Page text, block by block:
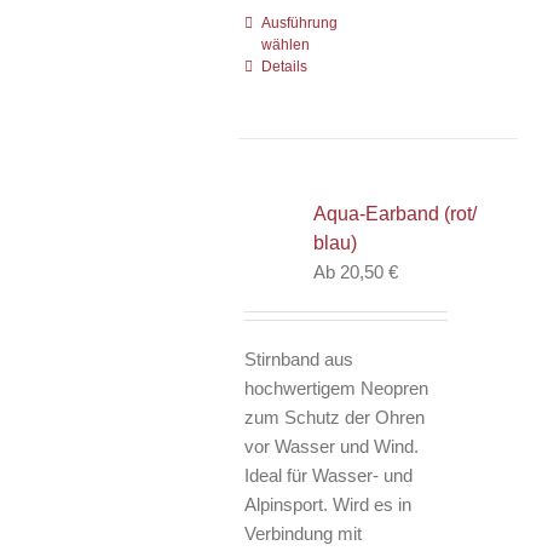
Ausführung
wählen
können
auf
der
werden
Details
Aqua-Earband (rot/
blau)
Ab 20,50€
Stirnband aus
hochwertigem Neopren
zum Schutz der Ohren
vor Wasser und Wind.
Ideal für Wasser- und
Alpinsport. Wird es in
Verbindung mit